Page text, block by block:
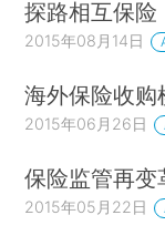
探路相互保险
2015年08月14日
海外保险收购
2015年06月26日
保险监管再变
2015年05月22日